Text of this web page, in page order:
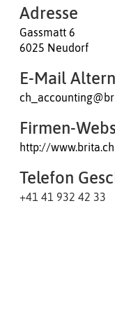
Adresse
Gassmatt 6
6025 Neudorf
E-Mail
Firmen-
http://www.brita.ch
Telefon
+41 41 932 42 33